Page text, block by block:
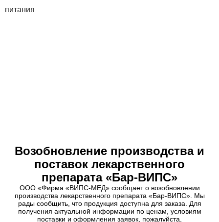
Возобновление производства и
поставок лекарственного
препарата «Бар-ВИПС»
ООО «Фирма «ВИПС-МЕД» сообщает о возобновлении
производства лекарственного препарата «Бар-ВИПС». Мы
рады сообщить, что продукция доступна для заказа. Для
получения актуальной информации по ценам, условиям
поставки и оформления заявок, пожалуйста,